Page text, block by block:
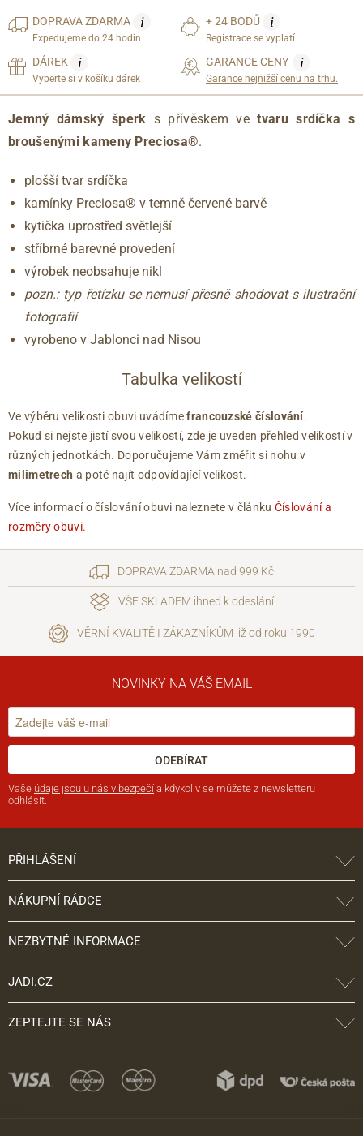
DOPRAVAZDARMA i
Expedujeme do 24 hodin
+ 24 BODŮ i
Registrace se vyplatí
DÁREK i
Vyberte si v košíku dárek
GARANCE CENY i
Garance nejnižší cenu na trhu.
Jemný dámský šperk s přívěskem vetvaru srdíčka s
broušenými kameny Preciosa®.
plošší tvar srdíčka
kamínky Preciosa® v temně červené barvě
kytička uprostřed světlejší
stříbrné barevné provedení
výrobek neobsahuje nikl
pozn.: typ řetízku se nemusí přesně shodovat s ilustrační
fotografií
vyrobeno v Jablonci nad Nisou
Tabulka velikostí
Ve výběru velikosti obuvi uvádímefrancouzské číslování.
Pokud si nejste jistí svou velikostí, zde je uveden přehled velikostí v
různých jednotkách. Doporučujeme Vám změřit si nohu v
milimetrech a poté najít odpovídající velikost.
Více informací o číslování obuvi naleznete v článku Číslování a
rozměry obuvi.
DOPRAVA ZDARMA nad 999 Kč
VŠE SKLADEM ihned k odeslání
VĚRNÍ KVALITĚ I ZÁKAZNÍKŮM již od roku 1990
NOVINKY NA VÁŠ EMAIL
ODEBÍRAT
Vaše údaje jsou u nás v bezpečí a kdykoliv se můžete z newsletteru
odhlásit.
PŘIHLÁŠENÍ
NÁKUPNÍ RÁDCE
NEZBYTNÉ INFORMACE
JADI.CZ
ZEPTEJTE SE NÁS